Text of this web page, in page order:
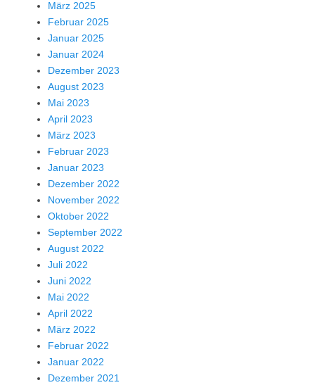
März 2025
Februar 2025
Januar 2025
Januar 2024
Dezember 2023
August 2023
Mai 2023
April 2023
März 2023
Februar 2023
Januar 2023
Dezember 2022
November 2022
Oktober 2022
September 2022
August 2022
Juli 2022
Juni 2022
Mai 2022
April 2022
März 2022
Februar 2022
Januar 2022
Dezember 2021